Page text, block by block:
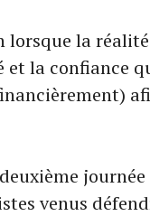
lorsque la
la confiance
venus